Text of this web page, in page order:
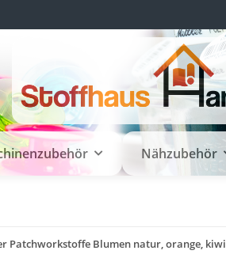
Nähzubehör
Patchworkstoffe Blumen natur, orange, kiwi